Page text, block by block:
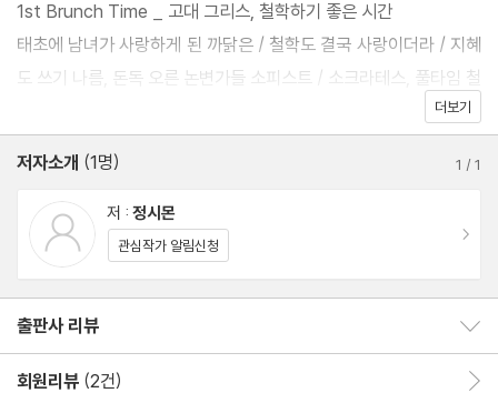
이 아니라 철학 그 자체와 만나는 즐거움을 선사한다. 원전을 인용하
면서는 한글과 영어 텍스트를 함께 실어 고전의 맛을 더욱 생생하게
1st Brunch Time _ 고대 그리스, 철학하기 좋은 시간
태초에 남녀가 사랑하게 된 까닭은 / 철학도 결국 사랑이더라 / 지혜
도 쓰기 나름, 돈독 오른 논변가들 소피스트 / 소크라테스, 풀타임 철
2nd Brunch Time _ 소크라테스, 잔치에 가다
‘대화편’을 읽기 위하여 / 향연, 그들은 왜 잔칫집에 모였을까 / 당신
을 사랑해, 당신은 나를 완성시켜 / 소크라테스, 질문을 시작하다
3rd Brunch Time _ 소크라테스의 변명
거의 혹은 전혀 가치가 없다 / 나는 죽기 위해, 여러분은 살기 위해
더보기
저자소개 (1명) 1 /1
저 : 정시몬
관심작가 알림신청
출판사 리뷰
회원리뷰 (2건)